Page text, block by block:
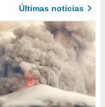
Últimas noticias